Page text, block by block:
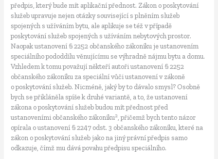
předpis, který bude mít aplikační přednost. Zákon o poskytování
služeb upravuje nejen otázky související s plněním služeb
spojených s užíváním bytu, ale aplikuje se též v případě
poskytování služeb spojených s užíváním nebytových prostor.
Naopak ustanovení § 2252 občanského zákoníku je ustanovením
speciálního pododdílu věnujícímu se výhradně nájmu bytu a domu.
Vzhledem k tomu považují někteří autoři ustanovení § 2252
občanského zákoníku za speciální vůči ustanovení v zákoně
o poskytování služeb. Nicméně, jaký by to dávalo smysl? Osobně
bych se přikláněla spíše k druhé variantě, a to, že ustanovení
zákona o poskytování služeb budou mít přednost před
ustanoveními občanského zákoníku2, přičemž bych tento názor
opírala o ustanovení § 2247 odst. 3 občanského zákoníku, které na
zákon o poskytování služeb jako na jiný právní předpis samo
odkazuje, čímž mu dává povahu předpisu speciálního.